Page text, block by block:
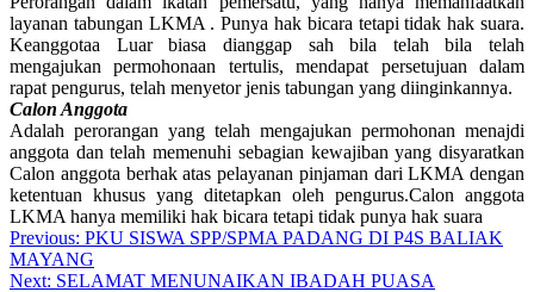
layanan tabungan LKMA . Punya hak bicara tetapi tidak hak suara.
Keanggotaa Luar biasa dianggap sah bila telah bila telah
mengajukan permohonaan tertulis, mendapat persetujuan dalam
rapat pengurus, telah menyetor jenis tabungan yang diinginkannya.
Calon Anggota
Adalah perorangan yang telah mengajukan permohonan menajdi
anggota dan telah memenuhi sebagian kewajiban yang disyaratkan
Calon anggota berhak atas pelayanan pinjaman dari LKMA dengan
ketentuan khusus yang ditetapkan oleh pengurus.Calon anggota
LKMA hanya memiliki hak bicara tetapi tidak punya hak suara
Previous: PKU SISWA SPP/SPMA PADANG DI P4S BALIAK
MAYANG
Next: SELAMAT MENUNAIKAN IBADAH PUASA